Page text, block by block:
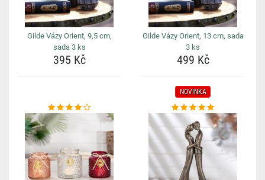
Gilde Vázy Orient, 9,5 cm,
sada 3 ks
395 Kč
Gilde Vázy Orient, 13 cm, sada
3 ks
499 Kč
NOVINKA